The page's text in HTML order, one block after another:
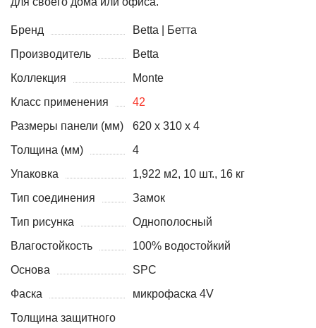
Бренд
Betta | Бетта
Производитель
Betta
Коллекция
Monte
Класс применения
42
Размеры панели (мм)
620 х 310 х 4
Толщина (мм)
4
Упаковка
1,922 м2, 10 шт., 16 кг
Тип соединения
Замок
Тип рисунка
Однополосный
Влагостойкость
100% водостойкий
Основа
SPC
Фаска
микрофаска 4V
Толщина защитного